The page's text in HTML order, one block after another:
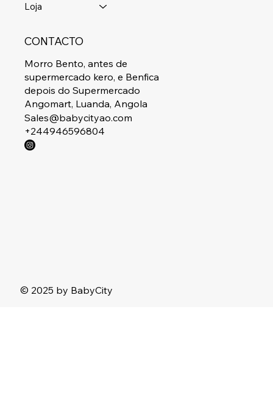
Loja
CONTACTO
Morro Bento, antes de
supermercado kero, e Benfica
depois do Supermercado
Angomart, Luanda, Angola
Sales@babycityao.com
+244946596804
© 2025 by BabyCity